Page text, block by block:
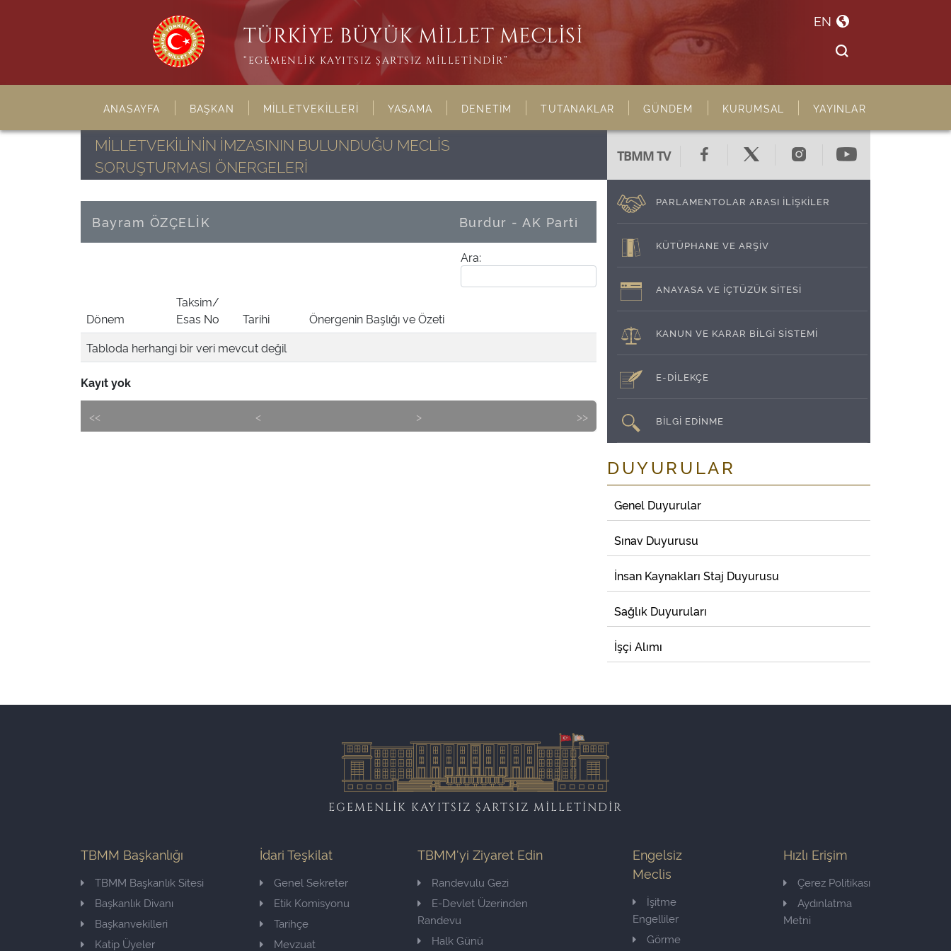
TÜRKİYE BÜYÜK MİLLET MECLİSİ
“EGEMENLİK KAYITSIZ ŞARTSIZ MİLLETİNDİR”
EN
ANASAYFA BAŞKAN MİLLETVEKİLLERİ YASAMA DENETİM TUTANAKLAR GÜNDEM KURUMSAL YAYINLAR
MİLLETVEKİLİNİN İMZASININ BULUNDUĞU MECLİS
SORUŞTURMASI ÖNERGELERİ
Bayram ÖZÇELİK Burdur - AK Parti
Ara:
Dönem
Taksim/
Esas No
Tarihi
Önergenin Başlığı ve Özeti
Tabloda herhangi bir veri mevcut değil
Kayıt yok
<< < > >>
TBMM TV
PARLAMENTOLAR ARASI İLİŞKİLER
KÜTÜPHANE VE ARŞİV
ANAYASA VE İÇTÜZÜK SİTESİ
KANUN VE KARAR BİLGİ SİSTEMİ
E-DİLEKÇE
BİLGİ EDİNME
DUYURULAR
Genel Duyurular
Sınav Duyurusu
İnsan Kaynakları Staj Duyurusu
Sağlık Duyuruları
İşçi Alımı
EGEMENLİK KAYITSIZ ŞARTSIZ MİLLETİNDİR
TBMM Başkanlığı
TBMM Başkanlık Sitesi
Başkanlık Divanı
Başkanvekilleri
Katip Üyeler
İdari Teşkilat
Genel Sekreter
Etik Komisyonu
Tarihçe
Mevzuat
TBMM'yi Ziyaret Edin
Randevulu Gezi
E-Devlet Üzerinden
Randevu
Halk Günü
Engelsiz
Meclis
İşitme
Engelliler
Görme
Hızlı Erişim
Çerez Politikası
Aydınlatma
Metni